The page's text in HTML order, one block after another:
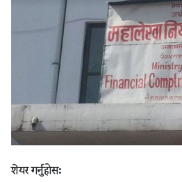
शेयर गर्नुहोस: